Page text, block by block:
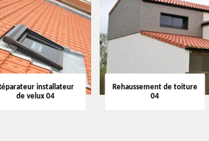
installateur
de velux 04
Rehaussement de toiture
04